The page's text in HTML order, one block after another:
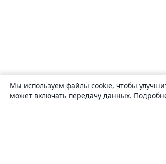
Мы используем файлы cookie, чтобы
может включать передачу данных.